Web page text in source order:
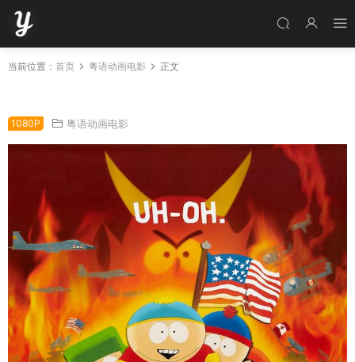
当前位置： 首页 粤语动画电影 正文
1080P 粤语动画电影